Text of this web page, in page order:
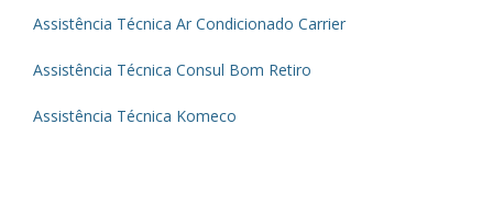
Assistência Técnica Ar Condicionado Carrier
Assistência Técnica Consul Bom Retiro
Assistência Técnica Komeco